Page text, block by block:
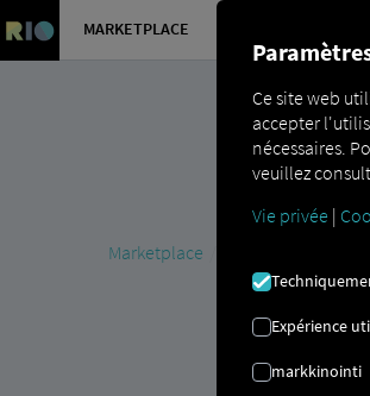
MARKETPLACE
Marketplace
Ce site web
accepter
nécessaires.
veuillez
Vie privée |
Expérience
markkinointi